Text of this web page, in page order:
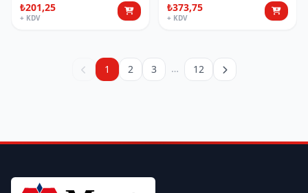
₺201,25
+ KDV
₺373,75
+ KDV
1 2 3 … 12